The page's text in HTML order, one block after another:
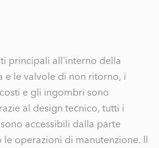
principali all'interno della
e le valvole di non ritorno, i
e gli ingombri sono
al design tecnico, tutti i
accessibili dalla parte
operazioni di manutenzione. Il